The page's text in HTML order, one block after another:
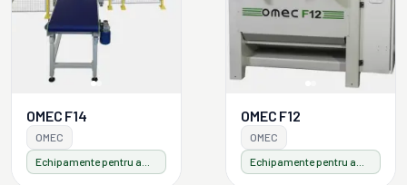
OMEC F14
OMEC
OMEC F12
OMEC